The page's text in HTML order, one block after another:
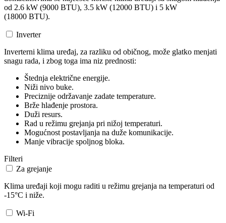
od 2.6 kW (9000 BTU), 3.5 kW (12000 BTU) i 5 kW
(18000 BTU).
Inverter
Inverterni klima uređaj, za razliku od običnog, može glatko menjati
snagu rada, i zbog toga ima niz prednosti:
Štednja električne energije.
Niži nivo buke.
Preciznije održavanje zadate temperature.
Brže hlađenje prostora.
Duži resurs.
Rad u režimu grejanja pri nižoj temperaturi.
Mogućnost postavljanja na duže komunikacije.
Manje vibracije spoljnog bloka.
Filteri
Za grejanje
Klima uređaji koji mogu raditi u režimu grejanja na temperaturi od
-15°C i niže.
Wi-Fi